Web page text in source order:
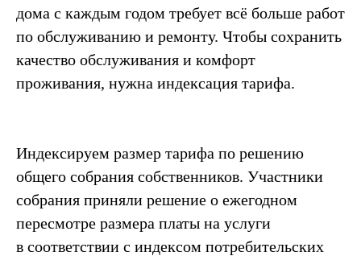
дома с каждым годом требует всё больше работ
по обслуживанию и ремонту. Чтобы сохранить
качество обслуживания и комфорт
проживания, нужна индексация тарифа.
Индексируем размер тарифа по решению
общего собрания собственников. Участники
собрания приняли решение о ежегодном
пересмотре размера платы на услуги
в соответствии с индексом потребительских